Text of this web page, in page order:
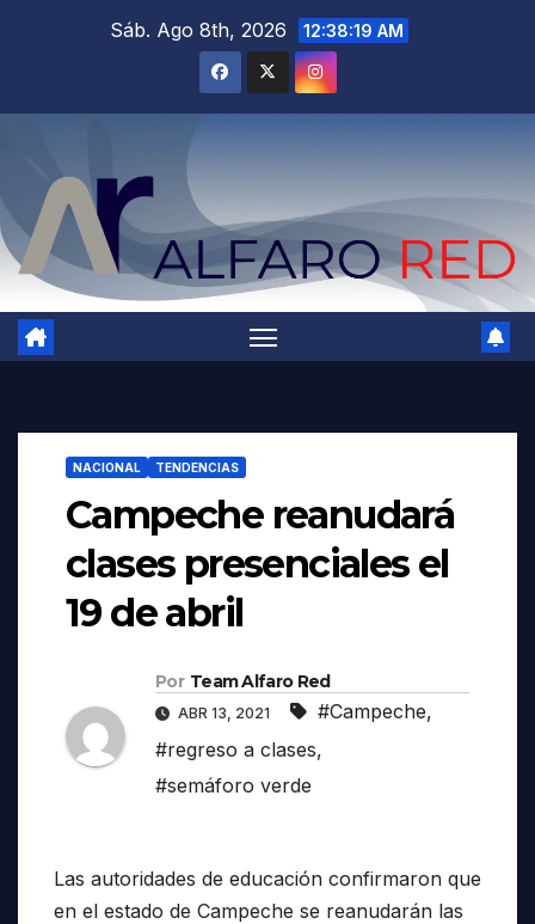
Sáb. Ago 8th, 2026 12:38:20 AM
NACIONAL TENDENCIAS
Campeche reanudará
clases presenciales el
19 de abril
Por Team Alfaro Red
ABR 13, 2021 #Campeche,
#regreso a clases,
#semáforo verde
Las autoridades de educación confirmaron que
en el estado de Campeche se reanudarán las